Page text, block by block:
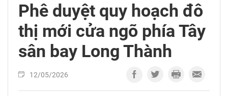
Phê duyệt quy hoạch đô
thị mới cửa ngõ phía Tây
sân bay Long Thành
12/05/2026